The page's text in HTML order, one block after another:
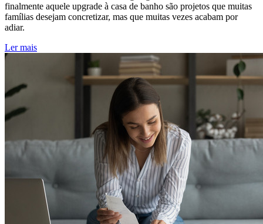
finalmente aquele upgrade à casa de banho são projetos que muitas
famílias desejam concretizar, mas que muitas vezes acabam por
adiar.
Ler mais